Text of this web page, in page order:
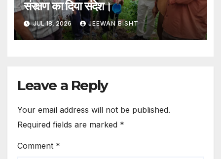
संरक्षण का दिया संदेश।
JUL 18, 2026 JEEWAN BISHT
Leave a Reply
Your email address will not be published.
Required fields are marked *
Comment *